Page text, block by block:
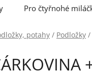
Pro čtyřnohé
potahy / Podložky /